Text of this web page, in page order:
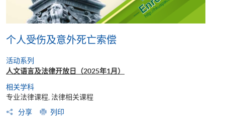
个人受伤及意外死亡索偿
活动系列
人文语言及法律开放日（2025年1月）
相关学科
专业法律课程, 法律相关课程
分享
列印